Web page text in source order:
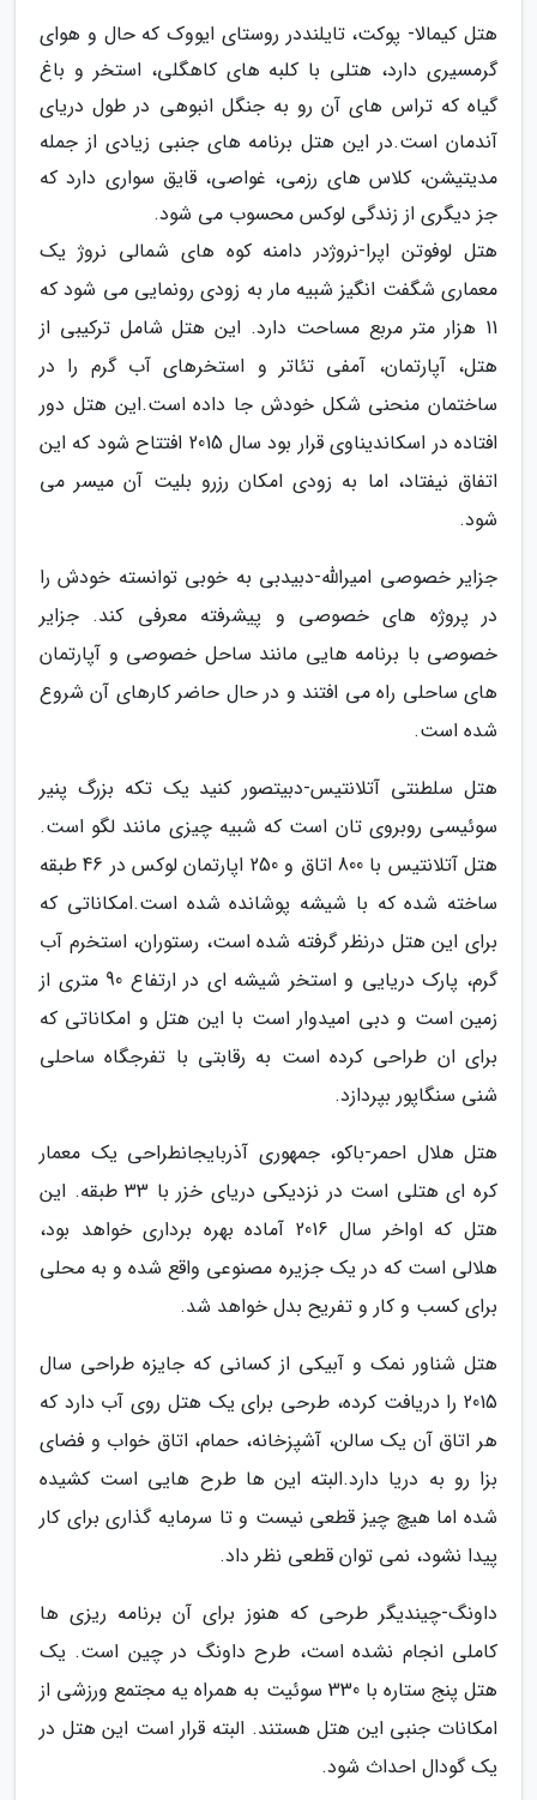
هتل کیمالا- پوکت، تایلنددر روستای ایووک که حال و هوای
گرمسیری دارد، هتلی با کلبه های کاهگلی، استخر و باغ
گیاه که تراس های آن رو به جنگل انبوهی در طول دریای
آندمان است.در این هتل برنامه های جنبی زیادی از جمله
مدیتیشن، کلاس های رزمی، غواصی، قایق سواری دارد که
جز دیگری از زندگی لوکس محسوب می شود.
هتل لوفوتن اپرا-نروژدر دامنه کوه های شمالی نروژ یک
معماری شگفت انگیز شبیه مار به زودی رونمایی می شود که
11 هزار متر مربع مساحت دارد. این هتل شامل ترکیبی از
هتل، آپارتمان، آمفی تئاتر و استخرهای آب گرم را در
ساختمان منحنی شکل خودش جا داده است.این هتل دور
افتاده در اسکاندیناوی قرار بود سال 2015 افتتاح شود که این
اتفاق نیفتاد، اما به زودی امکان رزرو بلیت آن میسر می
شود.
جزایر خصوصی امیرالله-دبیدبی به خوبی توانسته خودش را
در پروژه های خصوصی و پیشرفته معرفی کند. جزایر
خصوصی با برنامه هایی مانند ساحل خصوصی و آپارتمان
های ساحلی راه می افتند و در حال حاضر کارهای آن شروع
شده است.
هتل سلطنتی آتلانتیس-دبیتصور کنید یک تکه بزرگ پنیر
سوئیسی روبروی تان است که شبیه چیزی مانند لگو است.
هتل آتلانتیس با 800 اتاق و 250 اپارتمان لوکس در 46 طبقه
ساخته شده که با شیشه پوشانده شده است.امکاناتی که
برای این هتل درنظر گرفته شده است، رستوران، استخرم آب
گرم، پارک دریایی و استخر شیشه ای در ارتفاع 90 متری از
زمین است و دبی امیدوار است با این هتل و امکاناتی که
برای ان طراحی کرده است به رقابتی با تفرجگاه ساحلی
شنی سنگاپور بپردازد.
هتل هلال احمر-باکو، جمهوری آذربایجانطراحی یک معمار
کره ای هتلی است در نزدیکی دریای خزر با 33 طبقه. این
هتل که اواخر سال 2016 آماده بهره برداری خواهد بود،
هلالی است که در یک جزیره مصنوعی واقع شده و به محلی
برای کسب و کار و تفریح بدل خواهد شد.
هتل شناور نمک و آبیکی از کسانی که جایزه طراحی سال
2015 را دریافت کرده، طرحی برای یک هتل روی آب دارد که
هر اتاق آن یک سالن، آشپزخانه، حمام، اتاق خواب و فضای
بزا رو به دریا دارد.البته این ها طرح هایی است کشیده
شده اما هیچ چیز قطعی نیست و تا سرمایه گذاری برای کار
پیدا نشود، نمی توان قطعی نظر داد.
داونگ-چیندیگر طرحی که هنوز برای آن برنامه ریزی ها
کاملی انجام نشده است، طرح داونگ در چین است. یک
هتل پنج ستاره با 330 سوئیت به همراه یه مجتمع ورزشی از
امکانات جنبی این هتل هستند. البته قرار است این هتل در
یک گودال احداث شود.